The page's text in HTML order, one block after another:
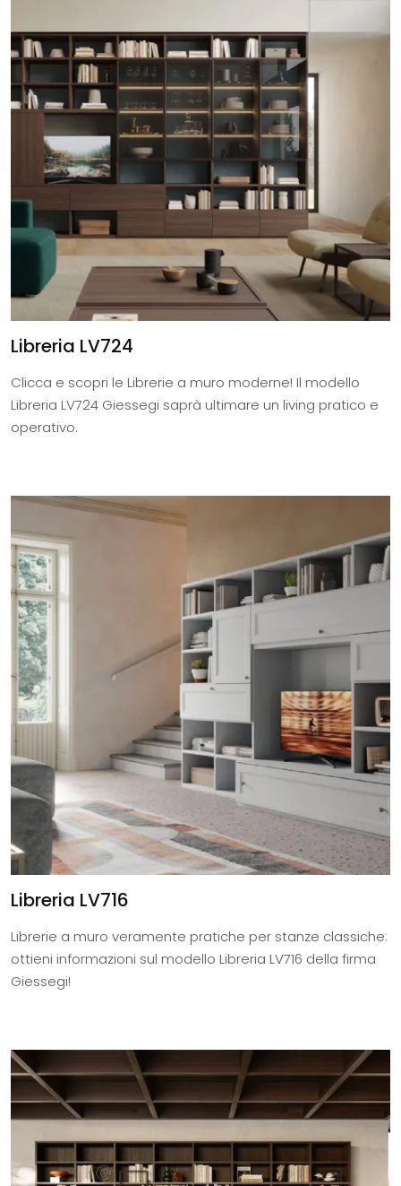
Libreria LV724
Clicca e scopri le Librerie a muro moderne! Il modello
Libreria LV724 Giessegi saprà ultimare un living pratico e
operativo.
Libreria LV716
Librerie a muro veramente pratiche per stanze classiche:
ottieni informazioni sul modello Libreria LV716 della firma
Giessegi!